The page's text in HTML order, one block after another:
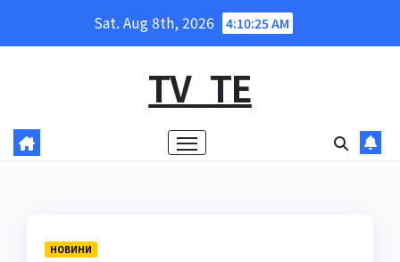
Sat. Aug 8th, 2026 4:10:26 AM
TV_TE
НОВИНИ